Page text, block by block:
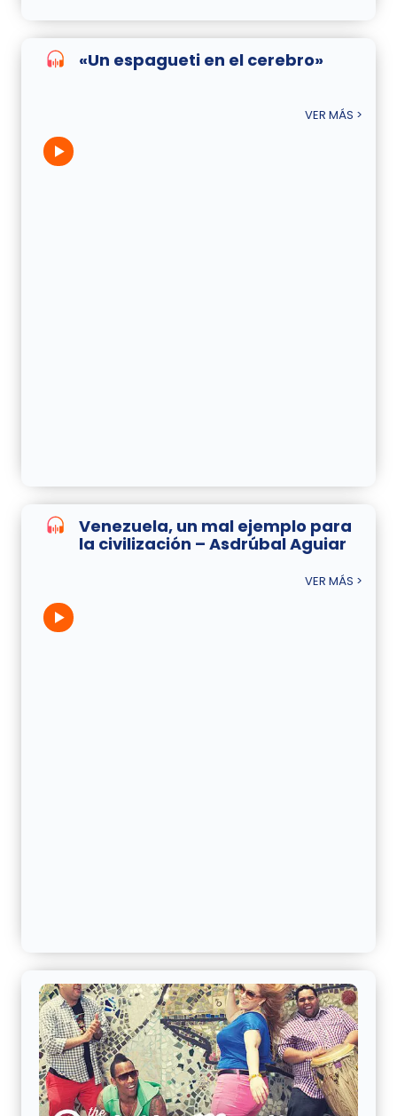
«Un espagueti en el cerebro»
VER MÁS >
Venezuela, un mal ejemplo para
la civilización – Asdrúbal Aguiar
VER MÁS >